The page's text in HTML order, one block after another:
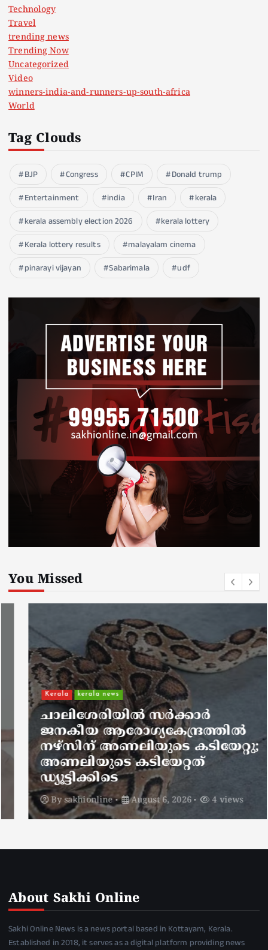
Technology
Travel
trending news
Trending Now
Uncategorized
Video
winners-india-and-runners-up-south-africa
World
Tag Clouds
BJP Congress CPIM
Donald trump
Entertainment
india Iran
kerala
kerala assembly election 2026
kerala lottery
Kerala lottery results
malayalam cinema
pinarayi vijayan
Sabarimala udf
You Missed
Kerala kerala news
ചാലിശേരിയില്‍ സര്‍ക്കാര്‍
ജനകീയ ആരോഗ്യകേന്ദ്രത്തില്‍
നഴ്സിന് അണലിയുടെ കടിയേറ്റു;
അണലിയുടെ കടിയേറ്റത്
ഡ്യൂട്ടിക്കിടെ
Bysakhionline August 6, 2026 4 views
About Sakhi Online
Sakhi Online News is a news portal based in Kottayam, Kerala.
Established in 2018, it serves as a digital platform providing news